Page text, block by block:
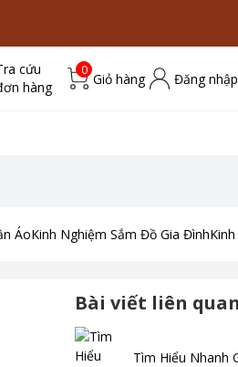
cứu
hàng
0
Giỏ hàng Đăng nhập
ÁoKinh Nghiệm Sắm Đồ Gia Đình
Bài viết liên quan
Tìm Hiểu Nhanh